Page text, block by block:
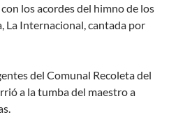
los acordes del himno de los
La Internacional, cantada por
del Comunal Recoleta del
a la tumba del maestro a